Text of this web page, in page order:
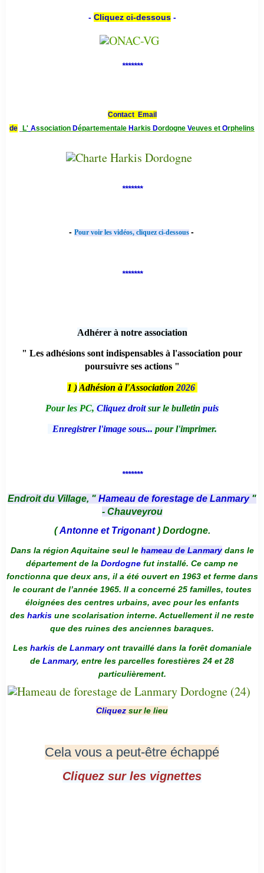
- Cliquez ci-dessous-
*******
Contact Email
de
L' Association Départementale Harkis Dordogne Veuves et Orphelins
*******
- Pour voir les vidéos, cliquez ci-dessous -
*******
Adhérer à notre association
" Les adhésions sont indispensables à l'association pour
poursuivre ses actions "
1 ) Adhésion à l'Association 2026
Pour les PC, Cliquez droitsur le bulletin puis
Enregistrer l'image sous... pour l'imprimer.
*******
Endroit du Village, " Hameau de forestage de Lanmary "
- Chauveyrou
(Antonne et Trigonant) Dordogne.
Dans la région Aquitaine seul le hameau de Lanmarydans le
département de la Dordogne fut installé. Ce camp ne
fonctionna que deux ans, il a été ouvert en 1963 et ferme dans
le courant de l’année 1965. Il a concerné 25 familles, toutes
éloignées des centres urbains, avec pour les enfants
des harkis une scolarisation interne. Actuellement il ne reste
que des ruines des anciennes baraques.
Les harkis de Lanmaryont travaillé dans la forêt domaniale
de Lanmary, entre les parcelles forestières 24 et 28
particulièrement.
Cliquez sur le lieu
Cela vous a peut-être échappé
Cliquez sur les vignettes